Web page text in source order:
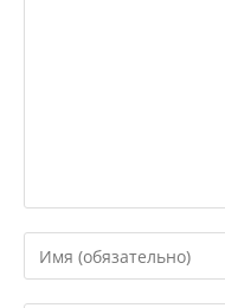
Введите
свое